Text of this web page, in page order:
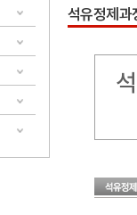
석유정제과